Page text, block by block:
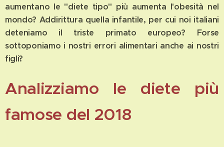
aumentano le "diete tipo" più aumenta l'obesità nel
mondo? Addirittura quella infantile, per cui noi italiani
deteniamo il triste primato europeo? Forse
sottoponiamo i nostri errori alimentari anche ai nostri
figli?
Analizziamo le diete più
famose del 2018